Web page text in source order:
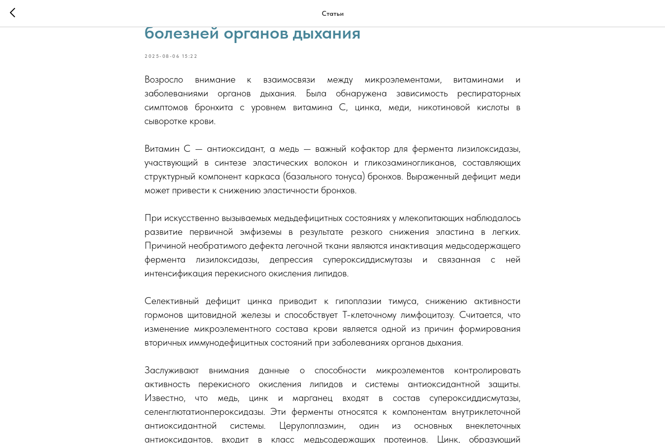
Статьи
Роль микроэлементов и витаминов в развитии
болезней органов дыхания
2025-08-06 15:22
Возросло внимание к взаимосвязи между микроэлементами, витаминами и
заболеваниями органов дыхания. Была обнаружена зависимость респираторных
симптомов бронхита с уровнем витамина С, цинка, меди, никотиновой кислоты в
сыворотке крови.
Витамин C — антиоксидант, а медь — важный кофактор для фермента лизилоксидазы,
участвующий в синтезе эластических волокон и гликозаминогликанов, составляющих
структурный компонент каркаса (базального тонуса) бронхов. Выраженный дефицит меди
может привести к снижению эластичности бронхов.
При искусственно вызываемых медьдефицитных состояниях у млекопитающих наблюдалось
развитие первичной эмфиземы в результате резкого снижения эластина в легких.
Причиной необратимого дефекта легочной ткани являются инактивация медьсодержащего
фермента лизилоксидазы, депрессия супероксиддисмутазы и связанная с ней
интенсификация перекисного окисления липидов.
Селективный дефицит цинка приводит к гипоплазии тимуса, снижению активности
гормонов щитовидной железы и способствует Т-клеточному лимфоцитозу. Считается, что
изменение микроэлементного состава крови является одной из причин формирования
вторичных иммунодефицитных состояний при заболеваниях органов дыхания.
Заслуживают внимания данные о способности микроэлементов контролировать
активность перекисного окисления липидов и системы антиоксидантной защиты.
Известно, что медь, цинк и марганец входят в состав супероксиддисмутазы,
селенглютатионпероксидазы. Эти ферменты относятся к компонентам внутриклеточной
антиоксидантной системы. Церулоплазмин, один из основных внеклеточных
антиоксидантов, входит в класс медьсодержащих протеинов. Цинк, образующий